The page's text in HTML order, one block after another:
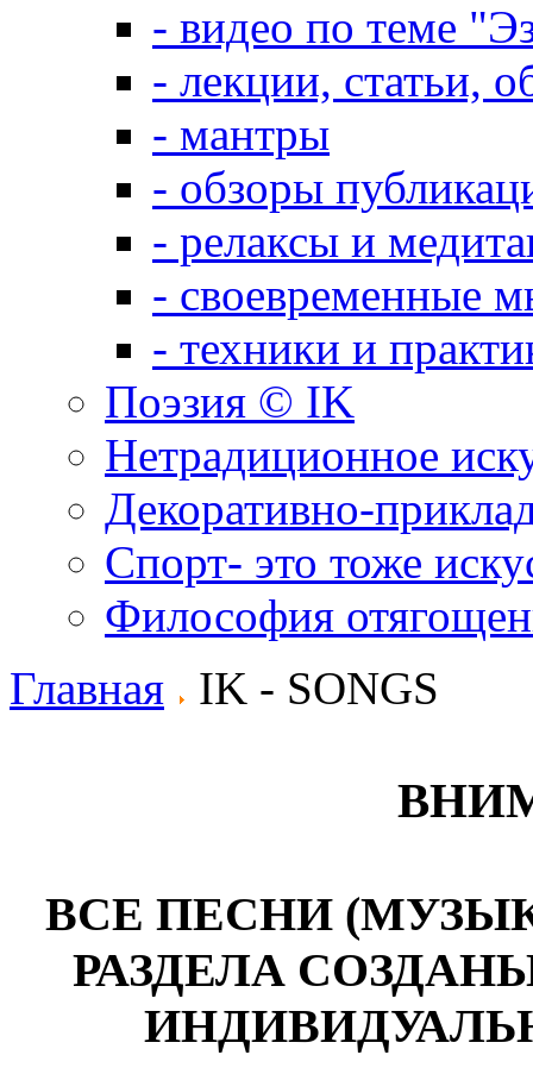
- видео по теме
- лекции, статьи,
- мантры
- обзоры
- релаксы и
- своевременные
- техники и
Поэзия © IK
Нетрадиционное
Декоративно-
Спорт- это тоже
Философия
Главная
IK - SONGS
ВСЕ ПЕСНИ
РАЗДЕЛА